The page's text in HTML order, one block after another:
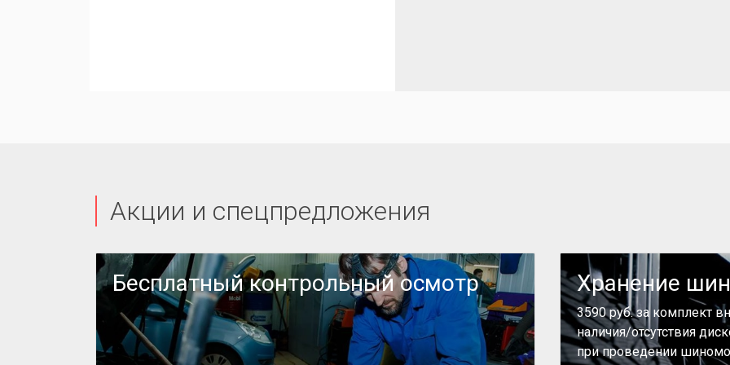
Акции и спецпредложения
Бесплатный контрольный осмотр Хранение шин
3590 руб. за комплект
наличия/отсутствия
при проведении